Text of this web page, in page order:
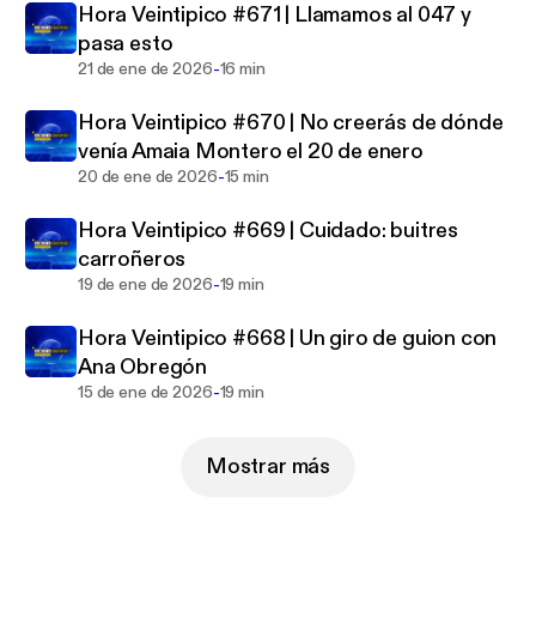
Hora Veintipico #671 | Llamamos al 047 y
pasa esto
21 de ene de 2026-16 min
Hora Veintipico #670 | No creerás de dónde
venía Amaia Montero el 20 de enero
20 de ene de 2026-15 min
Hora Veintipico #669 | Cuidado: buitres
carroñeros
19 de ene de 2026-19 min
Hora Veintipico #668 | Un giro de guion con
Ana Obregón
15 de ene de 2026-19 min
Mostrar más